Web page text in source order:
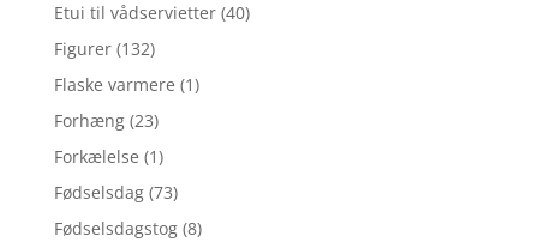
Etui til vådservietter (40)
Figurer (132)
Flaske varmere (1)
Forhæng (23)
Forkælelse (1)
Fødselsdag (73)
Fødselsdagstog (8)